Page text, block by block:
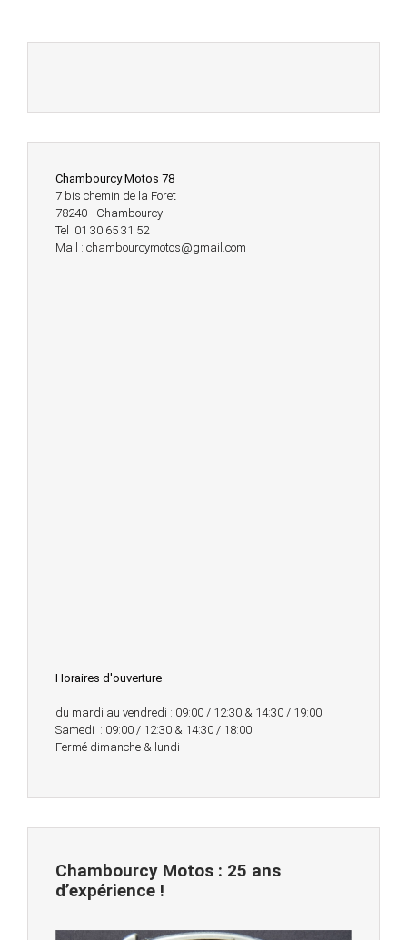
Chambourcy Motos 78
7 bis chemin de la Foret
78240 - Chambourcy
Tel 01 30 65 31 52
Mail : chambourcymotos@gmail.com
Horaires d'ouverture
du mardi au vendredi : 09:00 / 12:30 & 14:30 / 19:00
Samedi : 09:00 / 12:30 & 14:30 / 18:00
Fermé dimanche & lundi
Chambourcy Motos : 25 ans
d’expérience !